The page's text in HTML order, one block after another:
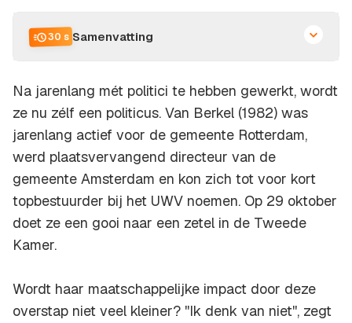
30 s Samenvatting
Na jarenlang mét politici te hebben gewerkt, wordt
ze nu zélf een politicus. Van Berkel (1982) was
jarenlang actief voor de gemeente Rotterdam,
werd plaatsvervangend directeur van de
gemeente Amsterdam en kon zich tot voor kort
topbestuurder bij het UWV noemen. Op 29 oktober
doet ze een gooi naar een zetel in de Tweede
Kamer.
Wordt haar maatschappelijke impact door deze
overstap niet veel kleiner? ''Ik denk van niet'', zegt